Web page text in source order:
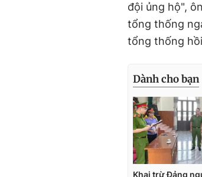
đội ủng hộ",
tổng thống
tổng thống